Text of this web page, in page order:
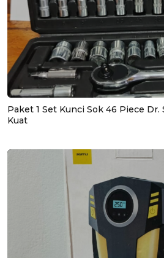
Paket 1 Set Kunci Sok 46 Piece
Kuat